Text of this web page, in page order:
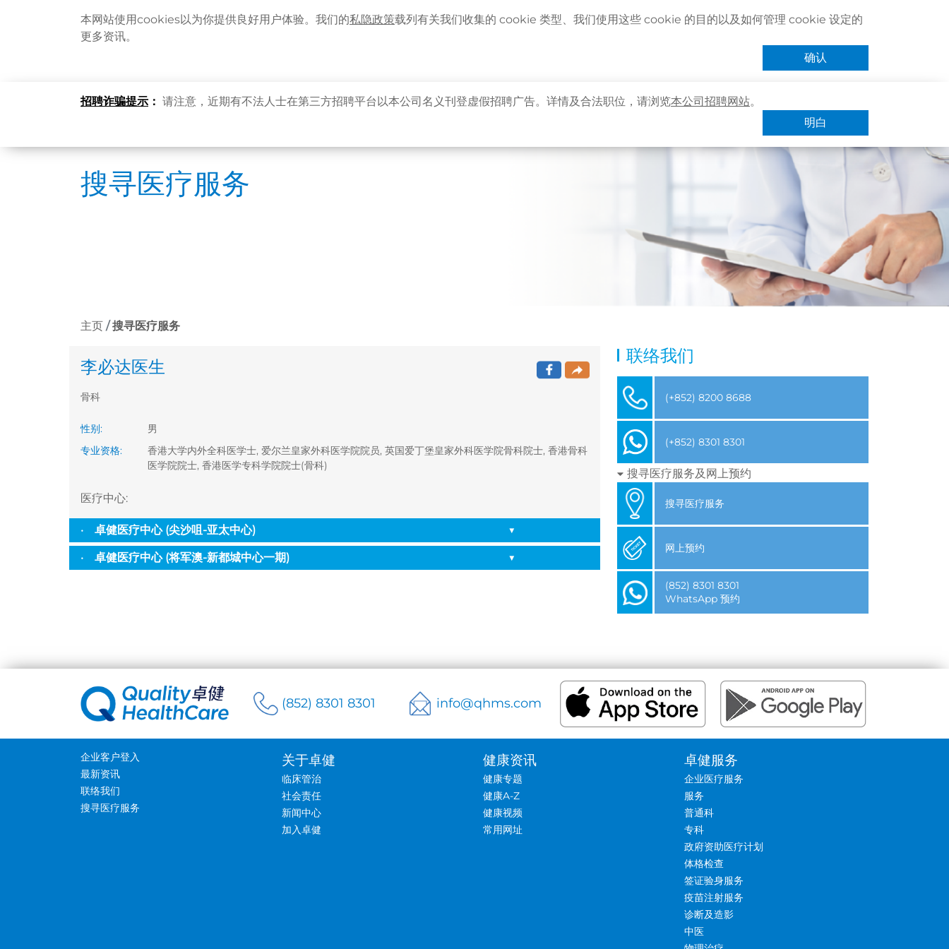
本网站使用cookies以为你提供良好用户体验。我们的私隐政策载列有关我们收集的 cookie 类型、我们使用这些 cookie 的目的以及如何管理 cookie 设定的
更多资讯。
确认
招聘诈骗提示 ： 请注意，近期有不法人士在第三方招聘平台以本公司名义刊登虚假招聘广告。详情及合法职位，请浏览本公司招聘网站。
明白
语言 企业客户登入 最新资讯 联络我们 搜寻医疗服务 登记 / 登入 立即预约
搜寻医疗服务
主页 搜寻医疗服务
李必达医生
骨科
性别:
男
专业资格:
香港大学内外全科医学士, 爱尔兰皇家外科医学院院员, 英国爱丁堡皇家外科医学院骨科院士, 香港骨科
医学院院士, 香港医学专科学院院士(骨科)
医疗中心:
卓健医疗中心 (尖沙咀-亚太中心) ▼
卓健医疗中心 (将军澳-新都城中心一期) ▼
联络我们
(+852) 8200 8688
(+852) 8301 8301
搜寻医疗服务及网上预约
搜寻医疗服务
网上预约
(852) 8301 8301
WhatsApp 预约
(852) 8301 8301 info@qhms.com
企业客户登入
最新资讯
联络我们
搜寻医疗服务
关于卓健
临床管治
社会责任
新闻中心
加入卓健
健康资讯
健康专题
健康A-Z
健康视频
常用网址
卓健服务
企业医疗服务
服务
普通科
专科
政府资助医疗计划
体格检查
签证验身服务
疫苗注射服务
诊断及造影
中医